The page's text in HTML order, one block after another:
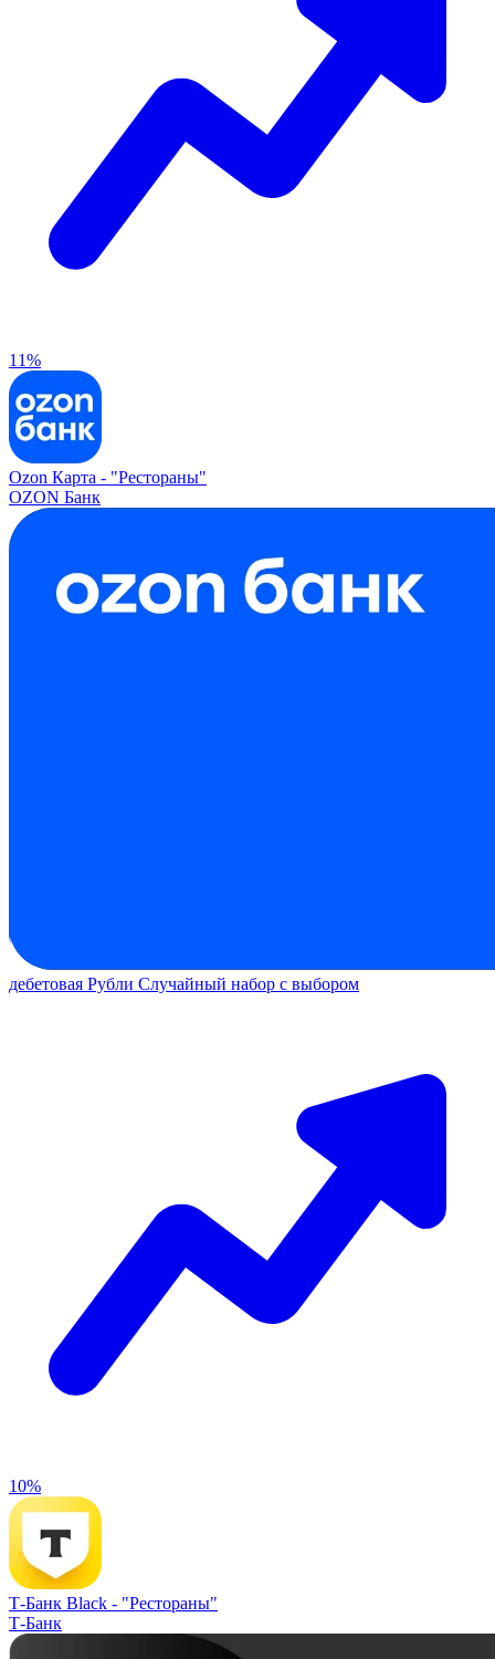
11%
Ozon Карта - "Рестораны"
OZON Банк
дебетовая Рубли Случайный набор с выбором
10%
Т-Банк Black - "Рестораны"
Т-Банк